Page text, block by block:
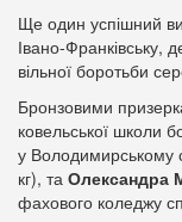
Ще один успішний
Івано-Франківську,
вільної боротьби
Бронзовими
ковельської школи
у Володимирському
кг), та Олександра
фахового коледжу